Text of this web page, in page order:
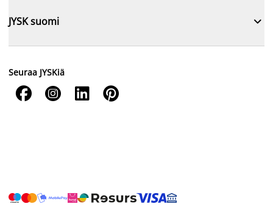
JYSK suomi 
Seuraa JYSKiä
   